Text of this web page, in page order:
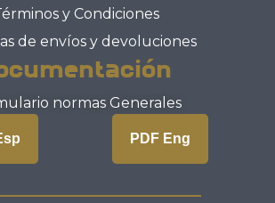
y Condiciones
de envíos y devoluciones
normas Generales
PDF Eng